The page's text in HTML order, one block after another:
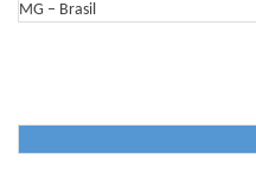
MG – Brasil